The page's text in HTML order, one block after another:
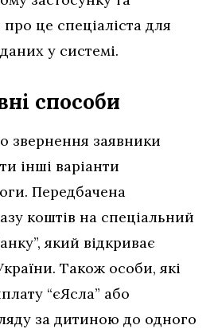
це спеціаліста для
у системі.
способи
звернення заявники
інші варіанти
Передбачена
коштів на спеціальний
який відкриває
Також особи, які
“єЯсла” або
за дитиною до одного